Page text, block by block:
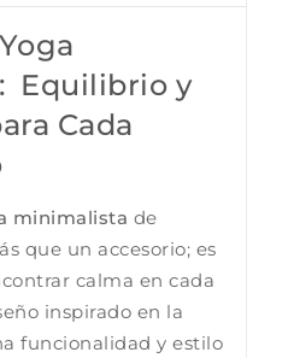
Equilibrio y
Cada
minimalista de
que un accesorio; es
calma en cada
inspirado en la
funcionalidad y estilo